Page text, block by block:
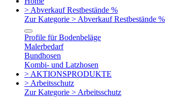
> Abverkauf Restbestände %
Zur Kategorie > Abverkauf Restbestände %
Profile für Bodenbeläge
Malerbedarf
Bundhosen
Kombi- und Latzhosen
> AKTIONSPRODUKTE
> Arbeitsschutz
Zur Kategorie > Arbeitsschutz